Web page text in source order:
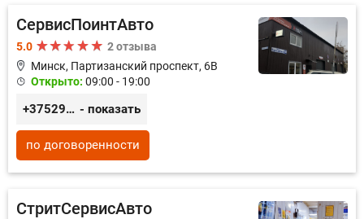
СервисПоинтАвто
5.0
2 отзыва
Минск, Партизанский проспект, 6В
Открыто: 09:00 - 19:00
+375296035003 - показать
по договоренности
СтритСервисАвто